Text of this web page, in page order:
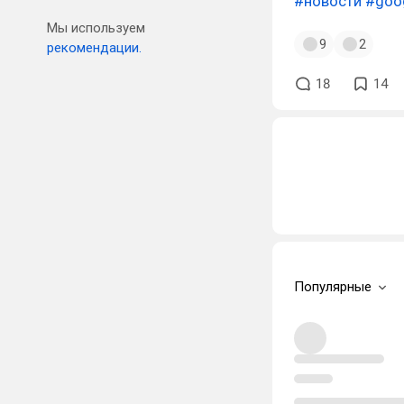
Мы используем
рекомендации.
9 2
18 14
Популярные